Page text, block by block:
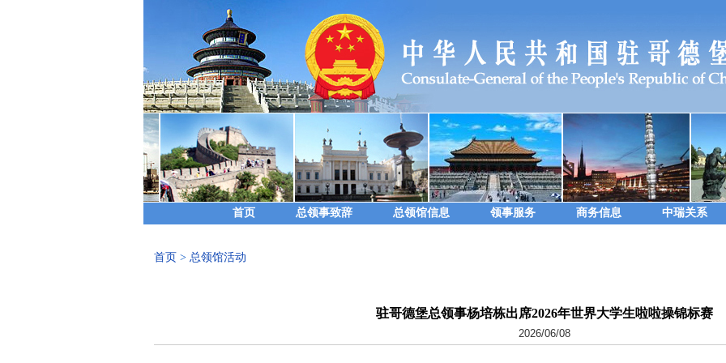
首页 总领事致辞 总领馆信息 领事服务 商务信息 中瑞关系
首页 > 总领馆活动
驻哥德堡总领事杨培栋出席2026年世界大学生啦啦操锦标赛
2026/06/08